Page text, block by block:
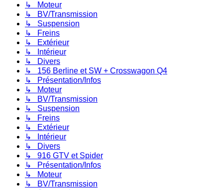
↳ Moteur
↳ BV/Transmission
↳ Suspension
↳ Freins
↳ Extérieur
↳ Intérieur
↳ Divers
↳ 156 Berline et SW + Crosswagon Q4
↳ Présentation/Infos
↳ Moteur
↳ BV/Transmission
↳ Suspension
↳ Freins
↳ Extérieur
↳ Intérieur
↳ Divers
↳ 916 GTV et Spider
↳ Présentation/Infos
↳ Moteur
↳ BV/Transmission